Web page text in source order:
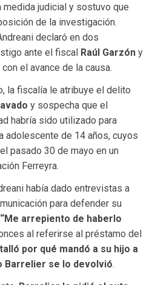
medida judicial y sostuvo que
de la investigación.
declaró en dos
ante el fiscal Raúl Garzón y
el avance de la causa.
la fiscalía le atribuye el delito
y sospecha que el
habría sido utilizado para
adolescente de 14 años, cuyos
pasado 30 de mayo en un
Ferreyra.
había dado entrevistas a
para defender su
“Me arrepiento de haberlo
al referirse al préstamo del
por qué mandó a su hijo a
Barrelier se lo devolvió.